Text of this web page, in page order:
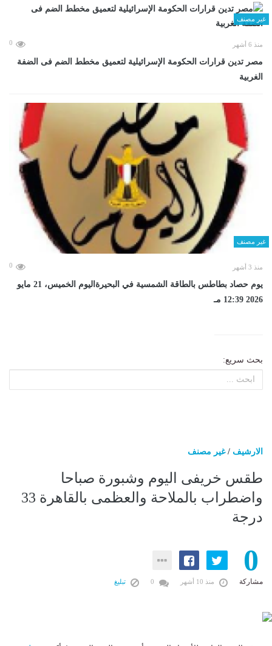
غير مصنف
منذ 6 أشهر 0
مصر تدين قرارات الحكومة الإسرائيلية لتعميق مخطط الضم فى الضفة
الغربية
غير مصنف
منذ 3 أشهر 0
يوم حصاد بطاطس بالطاقة الشمسية في البحيرةاليوم الخميس، 21 مايو
2026 12:39 مـ
بحث سريع:
الارشيف /غير مصنف
طقس خريفى اليوم وشبورة صباحا
واضطراب بالملاحة والعظمى بالقاهرة 33
درجة
0
مشاركة منذ 10 أشهر تبليغ